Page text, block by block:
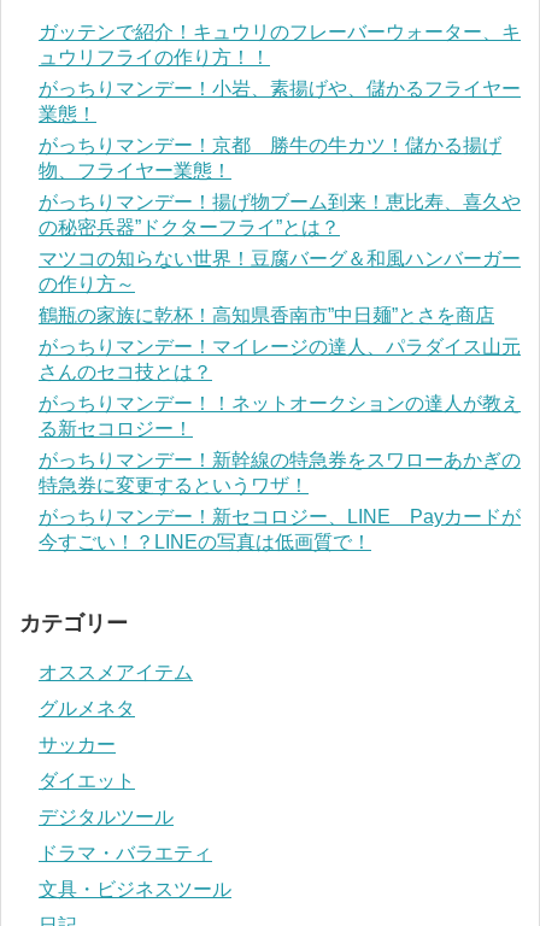
ガッテンで紹介！キュウリのフレーバーウォーター、キ
ュウリフライの作り方！！
がっちりマンデー！小岩、素揚げや、儲かるフライヤー
業態！
がっちりマンデー！京都 勝牛の牛カツ！儲かる揚げ
物、フライヤー業態！
がっちりマンデー！揚げ物ブーム到来！恵比寿、喜久や
の秘密兵器”ドクターフライ”とは？
マツコの知らない世界！豆腐バーグ＆和風ハンバーガー
の作り方～
鶴瓶の家族に乾杯！高知県香南市”中日麺”とさを商店
がっちりマンデー！マイレージの達人、パラダイス山元
さんのセコ技とは？
がっちりマンデー！！ネットオークションの達人が教え
る新セコロジー！
がっちりマンデー！新幹線の特急券をスワローあかぎの
特急券に変更するというワザ！
がっちりマンデー！新セコロジー、LINE Payカードが
今すごい！？LINEの写真は低画質で！
カテゴリー
オススメアイテム
グルメネタ
サッカー
ダイエット
デジタルツール
ドラマ・バラエティ
文具・ビジネスツール